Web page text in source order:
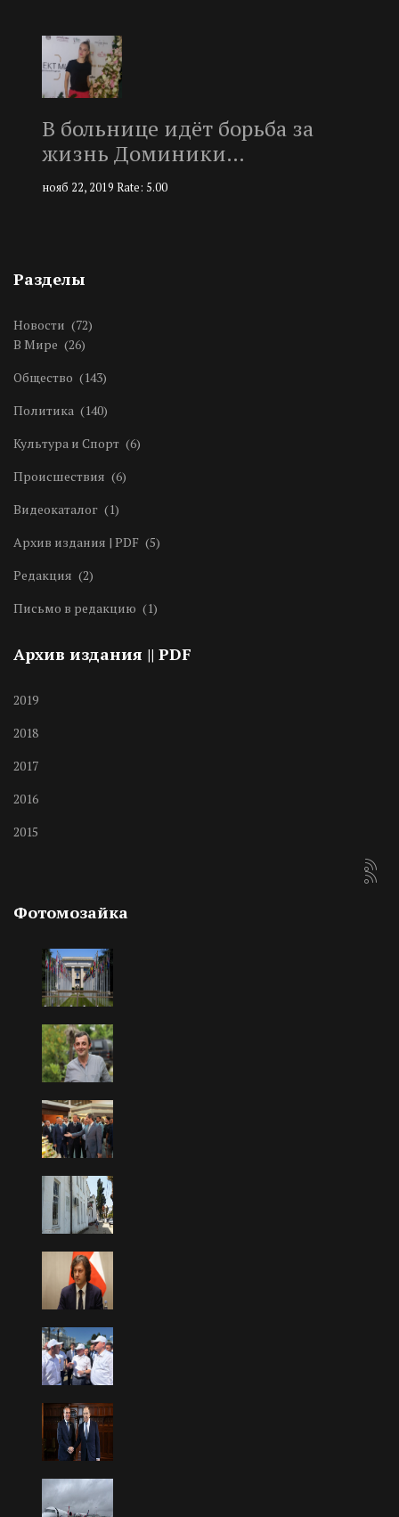
В больнице идёт борьба за
жизнь Доминики…
нояб 22, 2019 Rate: 5.00
Разделы
Новости (72)
В Мире (26)
Общество (143)
Политика (140)
Культура и Спорт (6)
Происшествия (6)
Видеокаталог (1)
Архив издания | PDF (5)
Редакция (2)
Письмо в редакцию (1)
Архив издания || PDF
2019
2018
2017
2016
2015
Фотомозайка